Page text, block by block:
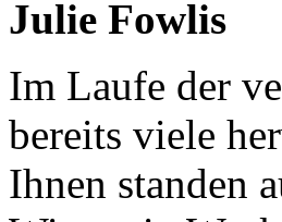
Julie Fowlis
Im Laufe der
bereits viele
Ihnen standen